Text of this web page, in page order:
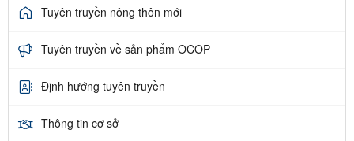
Tuyên truyền nông thôn mới
Tuyên truyền về sản phẩm OCOP
Định hướng tuyên truyền
Thông tin cơ sở